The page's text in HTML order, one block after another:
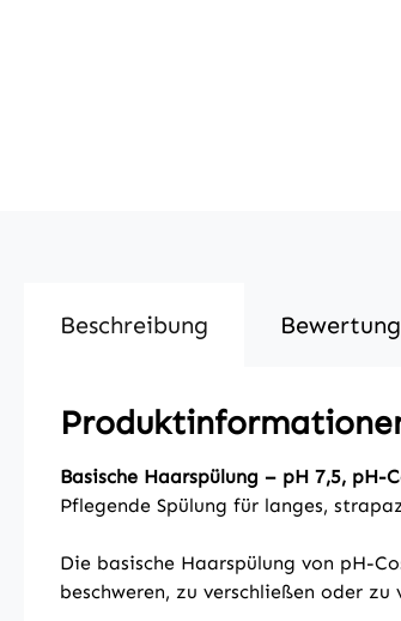
Beschreibung
Basische Haarspülung – pH 7,5, pH-
Pflegende Spülung für langes,
Die basische Haarspülung von pH-
beschweren, zu verschließen oder